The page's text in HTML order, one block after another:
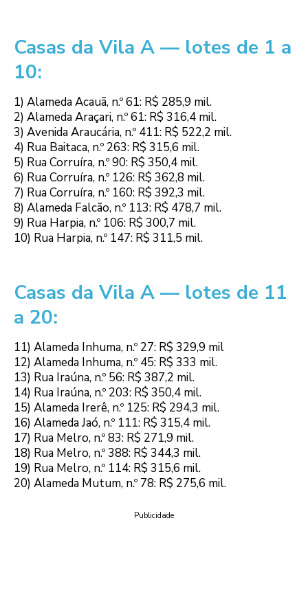
Casas da Vila A — lotes de 1 a
10:
1) Alameda Acauã, n.º 61: R$ 285,9 mil.
2) Alameda Araçari, n.º 61: R$ 316,4 mil.
3) Avenida Araucária, n.º 411: R$ 522,2 mil.
4) Rua Baitaca, n.º 263: R$ 315,6 mil.
5) Rua Corruíra, n.º 90: R$ 350,4 mil.
6) Rua Corruíra, n.º 126: R$ 362,8 mil.
7) Rua Corruíra, n.º 160: R$ 392,3 mil.
8) Alameda Falcão, n.º 113: R$ 478,7 mil.
9) Rua Harpia, n.º 106: R$ 300,7 mil.
10) Rua Harpia, n.º 147: R$ 311,5 mil.
Casas da Vila A — lotes de 11
a 20:
11) Alameda Inhuma, n.º 27: R$ 329,9 mil
12) Alameda Inhuma, n.º 45: R$ 333 mil.
13) Rua Iraúna, n.º 56: R$ 387,2 mil.
14) Rua Iraúna, n.º 203: R$ 350,4 mil.
15) Alameda Irerê, n.º 125: R$ 294,3 mil.
16) Alameda Jaó, n.º 111: R$ 315,4 mil.
17) Rua Melro, n.º 83: R$ 271,9 mil.
18) Rua Melro, n.º 388: R$ 344,3 mil.
19) Rua Melro, n.º 114: R$ 315,6 mil.
20) Alameda Mutum, n.º 78: R$ 275,6 mil.
Publicidade